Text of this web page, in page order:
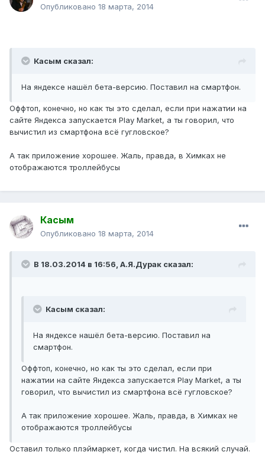
Опубликовано 18 марта, 2014
Касым сказал:
На яндексе нашёл бета-версию. Поставил на смартфон.
Оффтоп, конечно, но как ты это сделал, если при нажатии на
сайте Яндекса запускается Play Market, а ты говорил, что
вычистил из смартфона всё гугловское?
А так приложение хорошее. Жаль, правда, в Химках не
отображаются троллейбусы
Касым
Опубликовано 18 марта, 2014
В 18.03.2014 в 16:56, А.Я.Дурак сказал:
Касым сказал:
На яндексе нашёл бета-версию. Поставил на
смартфон.
Оффтоп, конечно, но как ты это сделал, если при
нажатии на сайте Яндекса запускается Play Market, а ты
говорил, что вычистил из смартфона всё гугловское?
А так приложение хорошее. Жаль, правда, в Химках не
отображаются троллейбусы
Оставил только плэймаркет, когда чистил. На всякий случай.